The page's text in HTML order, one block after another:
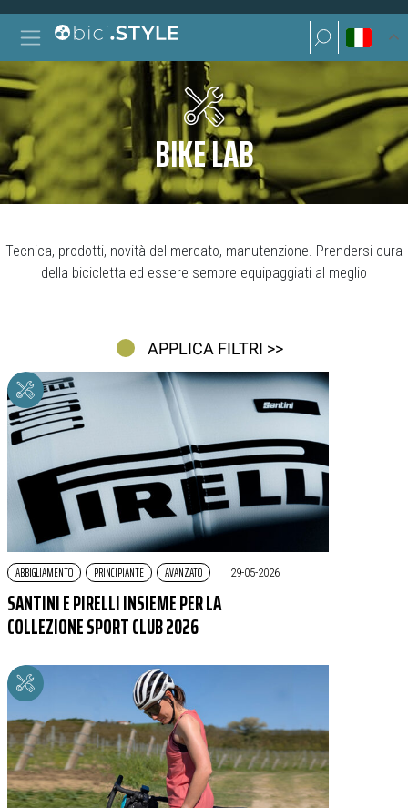
Vai al contenuto
Navigazione principale
Ricerca per:
Ricerca per:
BIKE LAB
Tecnica, prodotti, novità del mercato, manutenzione. Prendersi cura
della bicicletta ed essere sempre equipaggiati al meglio
APPLICA FILTRI >>
ABBIGLIAMENTO PRINCIPIANTE AVANZATO 29-05-2026
SANTINI E PIRELLI INSIEME PER LA
COLLEZIONE SPORT CLUB 2026